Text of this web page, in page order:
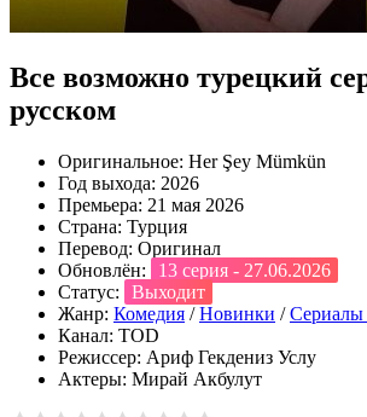
Все возможно турецкий
русском
Оригинальное: Her Şey Mümkün
Год выхода: 2026
Премьера: 21 мая 2026
Страна: Турция
Перевод: Оригинал
Обновлён:
13 серия - 27.06.2026
Статус:
Выходит
Жанр: Комедия /Новинки /Сериалы
Канал: TOD
Режиссер: Ариф Гекдениз Услу
Актеры: Мирай Акбулут